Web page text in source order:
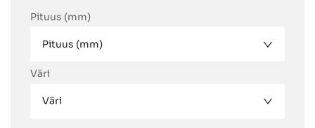
Pituus (mm)
Pituus (mm)
Väri
Väri